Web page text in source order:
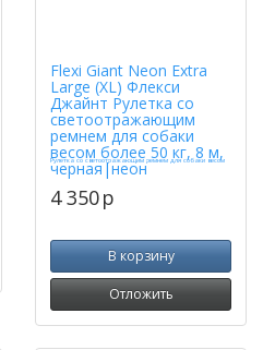
Flexi Giant Neon Extra
Large (XL) Флекси
Джайнт Рулетка со
светоотражающим
ремнем для собаки
весом более 50 кг, 8 м,
черная|неон
4 350p
В корзину
Отложить